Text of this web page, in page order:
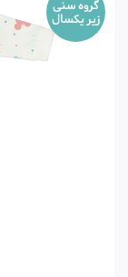
گروه سنی
زیر یکسال